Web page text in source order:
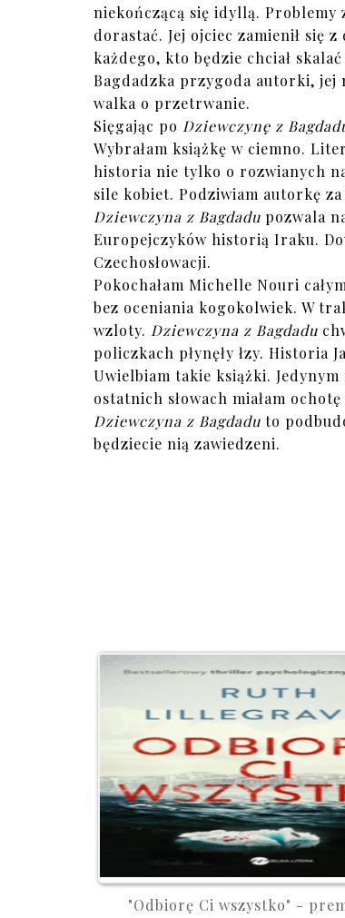
niekończącą się idyllą. Problemy
dorastać. Jej ojciec zamienił się
każdego, kto będzie chciał
Bagdadzka przygoda autorki, jej
walka o przetrwanie.
Sięgając po Dziewczynę z
Wybrałam książkę w ciemno.
historia nie tylko o rozwianych
sile kobiet. Podziwiam autorkę
Dziewczyna z Bagdadu pozwala
Europejczyków historią Iraku.
Czechosłowacji.
Pokochałam Michelle Nouri
bez oceniania kogokolwiek. W
wzloty. Dziewczyna z Bagdadu
policzkach płynęły łzy. Historia
Uwielbiam takie książki.
ostatnich słowach miałam
Dziewczyna z Bagdadu to
będziecie nią zawiedzeni.
"Odbiorę Ci wszystko" -